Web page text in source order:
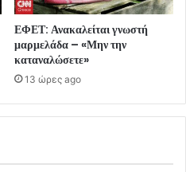
ΕΦΕΤ: Ανακαλείται γνωστή
μαρμελάδα – «Μην την
καταναλώσετε»
13 ώρες ago